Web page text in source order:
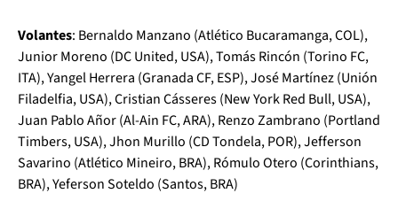
Volantes: Bernaldo Manzano (Atlético Bucaramanga, COL),
Junior Moreno (DC United, USA), Tomás Rincón (Torino FC,
ITA), Yangel Herrera (Granada CF, ESP), José Martínez (Unión
Filadelfia, USA), Cristian Cásseres (New York Red Bull, USA),
Juan Pablo Añor (Al-Ain FC, ARA), Renzo Zambrano (Portland
Timbers, USA), Jhon Murillo (CD Tondela, POR), Jefferson
Savarino (Atlético Mineiro, BRA), Rómulo Otero (Corinthians,
BRA), Yeferson Soteldo (Santos, BRA)